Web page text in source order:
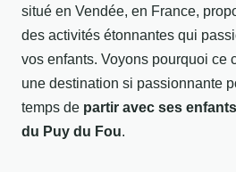
situé en Vendée, en France,
des activités étonnantes qui
vos enfants. Voyons pourquoi ce
une destination si passionnante
temps de partir avec ses
du Puy du Fou.